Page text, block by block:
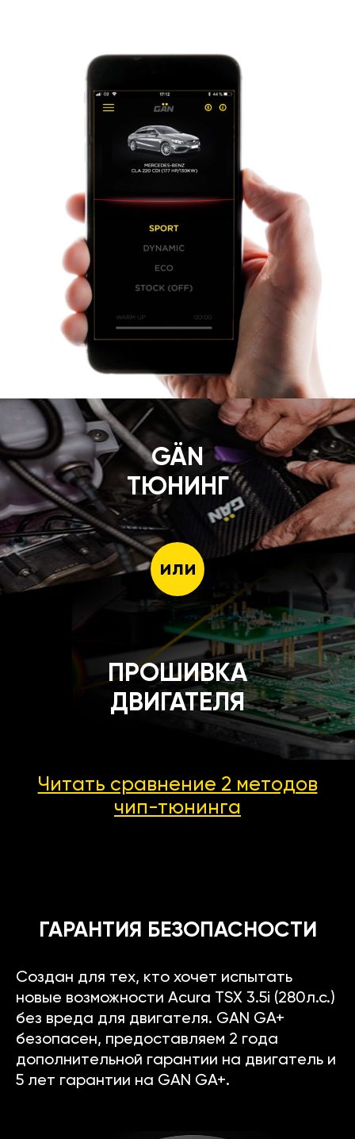
GÄN
ТЮНИНГ
или
ПРОШИВКА
ДВИГАТЕЛЯ
Читать сравнение 2 методов
чип-тюнинга
ГАРАНТИЯ БЕЗОПАСНОСТИ
Создан для тех, кто хочет испытать
новые возможности Acura TSX 3.5i (280л.с.)
без вреда для двигателя. GAN GA+
безопасен, предоставляем 2 года
дополнительной гарантии на двигатель и
5 лет гарантии на GAN GA+.